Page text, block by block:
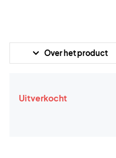
Over het product
Uitverkocht